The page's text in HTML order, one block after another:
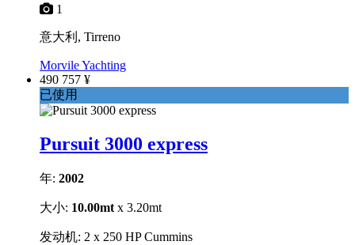
1
意大利, Tirreno
Morvile Yachting
490 757 ¥
已使用
Pursuit 3000 express
年: 2002
大小: 10.00mt x 3.20mt
发动机: 2 x 250 HP Cummins